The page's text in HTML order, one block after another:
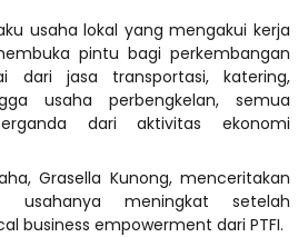
usaha lokal yang mengakui kerja
pintu bagi perkembangan
dari jasa transportasi, katering,
usaha perbengkelan, semua
dari aktivitas ekonomi
Grasella Kunong, menceritakan
usahanya meningkat setelah
business empowerment dari PTFI.